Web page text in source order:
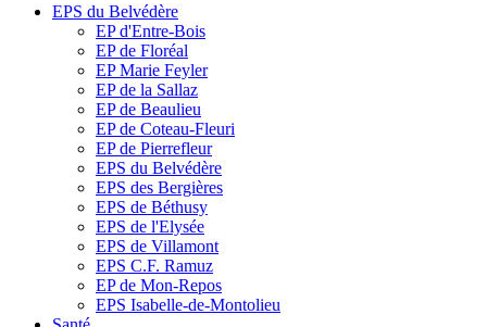
EPS du Belvédère
EP d'Entre-Bois
EP de Floréal
EP Marie Feyler
EP de la Sallaz
EP de Beaulieu
EP de Coteau-Fleuri
EP de Pierrefleur
EPS du Belvédère
EPS des Bergières
EPS de Béthusy
EPS de l'Elysée
EPS de Villamont
EPS C.F. Ramuz
EP de Mon-Repos
EPS Isabelle-de-Montolieu